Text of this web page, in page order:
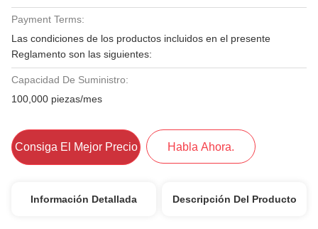
Payment Terms:
Las condiciones de los productos incluidos en el presente
Reglamento son las siguientes:
Capacidad De Suministro:
100,000 piezas/mes
Consiga El Mejor Precio Habla Ahora.
Información Detallada Descripción Del Producto